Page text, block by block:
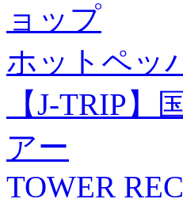
ョップ
ホットペッ
【J-TRIP
アー
TOWER